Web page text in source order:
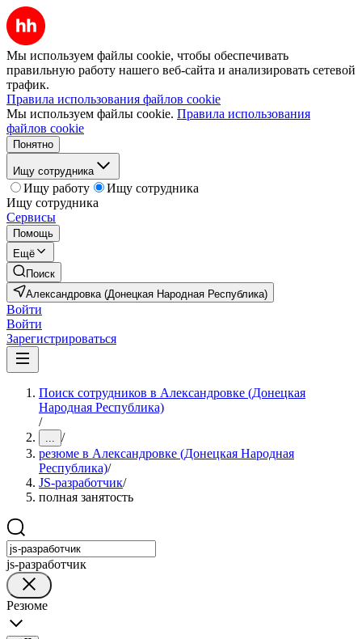
Мы используем файлы cookie, чтобы обеспечивать
правильную работу нашего веб-сайта и анализировать сетевой
трафик.
Правила использования файлов cookie
Мы используем файлы cookie. Правила использования
файлов cookie
Понятно
Ищу сотрудника
Ищу работу
Ищу сотрудника
Ищу сотрудника
Сервисы
Помощь
Ещё
Поиск
Александровка (Донецкая Народная Республика)
Войти
Войти
Зарегистрироваться
Поиск сотрудников в Александровке (Донецкая
Народная Республика)
/
... /
резюме в Александровке (Донецкая Народная
Республика)/
JS-разработчик/
полная занятость
js-разработчик
Резюме